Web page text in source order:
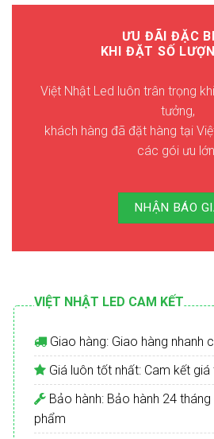
ƯU ĐÃI ĐẶC
KHI ĐẶT SỐ
Việt Nhật Led luôn trân trọng
tưởng,
khách hàng đã đặt hàng tại
các gói ưu lớn.
NHẬN BÁO
VIỆT NHẬT LED CAM KẾT
Giao hàng: Giao hàng nhanh
Giá luôn tốt nhất: Cam kết
Bảo hành: Bảo hành 24
phẩm